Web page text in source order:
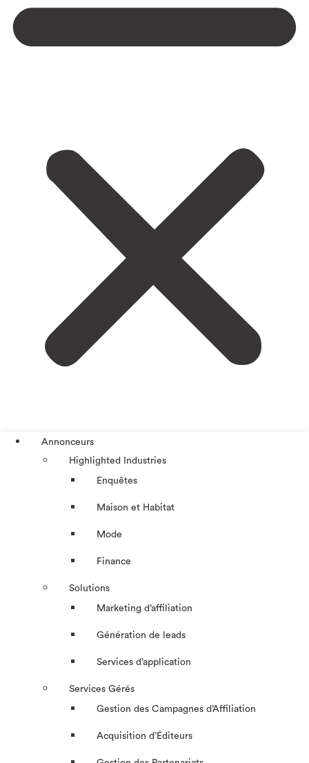
Annonceurs
Highlighted Industries
Enquêtes
Maison et Habitat
Mode
Finance
Solutions
Marketing d’affiliation
Génération de leads
Services d’application
Services Gérés
Gestion des Campagnes d’Affiliation​
Acquisition d’Éditeurs